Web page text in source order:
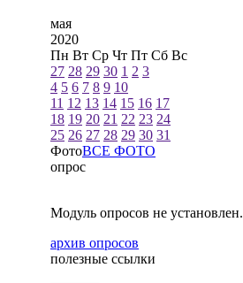
мая
2020
Пн Вт Ср Чт Пт Сб Вс
27 28 29 30 1 2 3
4 5 6 7 8 9 10
11 12 13 14 15 16 17
18 19 20 21 22 23 24
25 26 27 28 29 30 31
ФотоВСЕ ФОТО
опрос
Модуль опросов не установлен.
архив опросов
полезные ссылки